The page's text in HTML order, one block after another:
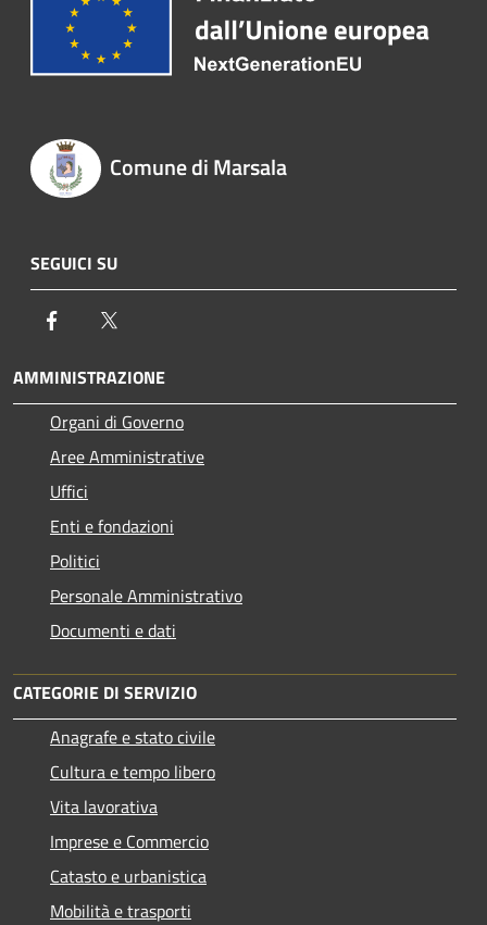
Comune di Marsala
SEGUICI SU
Facebook
AMMINISTRAZIONE
Organi di Governo
Aree Amministrative
Uffici
Enti e fondazioni
Politici
Personale Amministrativo
Documenti e dati
CATEGORIE DI SERVIZIO
Anagrafe e stato civile
Cultura e tempo libero
Vita lavorativa
Imprese e Commercio
Catasto e urbanistica
Mobilità e trasporti